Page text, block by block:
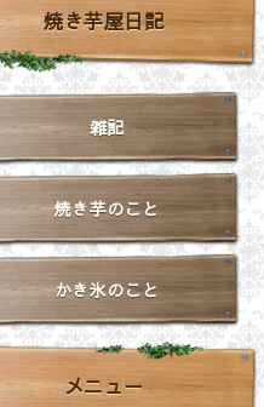
焼き芋屋日記
雑記
焼き芋のこと
かき氷のこと
メニュー